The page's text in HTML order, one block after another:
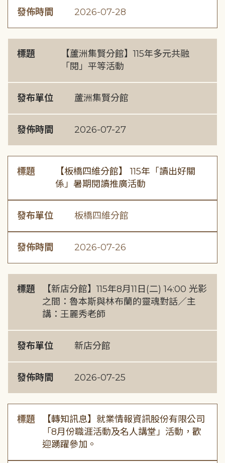
發佈時間 2026-07-28
標題
【蘆洲集賢分館】115年多元共融
「閱」平等活動
發布單位 蘆洲集賢分館
發佈時間 2026-07-27
標題
【板橋四維分館】 115年「讀出好關
係」暑期閱讀推廣活動
發布單位 板橋四維分館
發佈時間 2026-07-26
標題
【新店分館】115年8月11日(二) 14:00 光影
之間：魯本斯與林布蘭的靈魂對話／主
講：王麗秀老師
發布單位 新店分館
發佈時間 2026-07-25
標題
【轉知訊息】就業情報資訊股份有限公司
「8月份職涯活動及名人講堂」活動，歡
迎踴躍參加。